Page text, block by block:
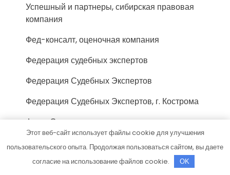
Успешный и партнеры, сибирская правовая
компания
Фед-консалт, оценочная компания
Федерация судебных экспертов
Федерация Судебных Экспертов
Федерация Судебных Экспертов, г. Кострома
Фонд-Эксперт, компания
Фосиар авто, автосервис
Центр автоэкспертизы, Центр
Этот веб-сайт использует файлы cookie для улучшения
пользовательского опыта. Продолжая пользоваться сайтом, вы даете
согласие на использование файлов cookie.
OK